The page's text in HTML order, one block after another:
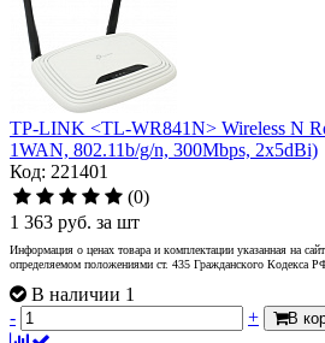
TP-LINK <TL-WR841N> Wireless N
1WAN, 802.11b/g/n, 300Mbps, 2x5dBi)
Код: 221401
(0)
1 363 руб. за шт
Информация о ценах товара и комплектации указанная на
определяемом положениями ст. 435 Гражданского Кодекса
В наличии 1
-
+ В